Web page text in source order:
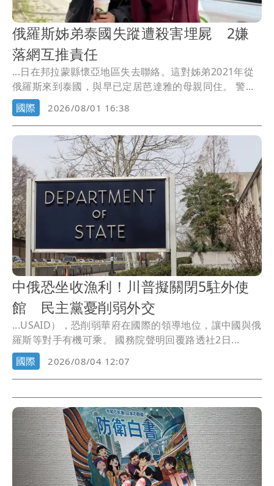
俄羅斯姊弟泰國失蹤遭殺害埋屍 2嫌
落網互推責任
...日在邦拉蒙縣懷亞地區失去聯絡。這對姊弟2021年從
俄羅斯來到泰國，與早已定居芭達雅的母親同住。 警...
國際
2026/08/01 16:38
中俄恐坐收漁利！川普擬關閉5駐外使
館 民主黨憂削弱外交
...USAID），恐削弱華府在國際的領導地位，讓中國與俄
羅斯等對手有機可乘。 國務院聲明回覆路透社2日...
國際
2026/08/04 12:07